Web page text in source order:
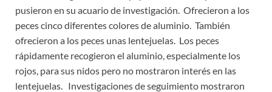
pusieron en su acuario de investigación. Ofrecieron a los
peces cinco diferentes colores de aluminio. También
ofrecieron a los peces unas lentejuelas. Los peces
rápidamente recogieron el aluminio, especialmente los
rojos, para sus nidos pero no mostraron interés en las
lentejuelas. Investigaciones de seguimiento mostraron